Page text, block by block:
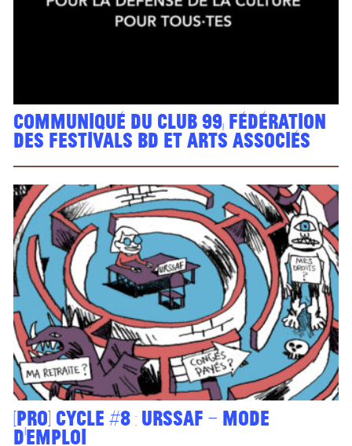
Communiqué du Club 99, fédération
des festivals BD et arts associés
[PRO] Cycle #8 : URSSAF – mode
d’emploi